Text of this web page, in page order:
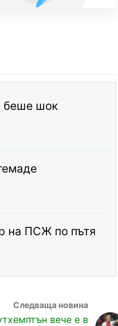
беше шок
на ПСЖ по пътя
вече е в